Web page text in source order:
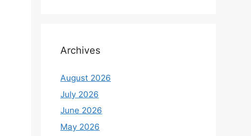
Archives
August 2026
July 2026
June 2026
May 2026